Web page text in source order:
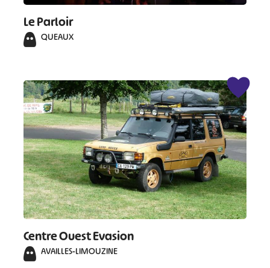
Le Parloir
QUEAUX
Centre Ouest Evasion
AVAILLES-LIMOUZINE